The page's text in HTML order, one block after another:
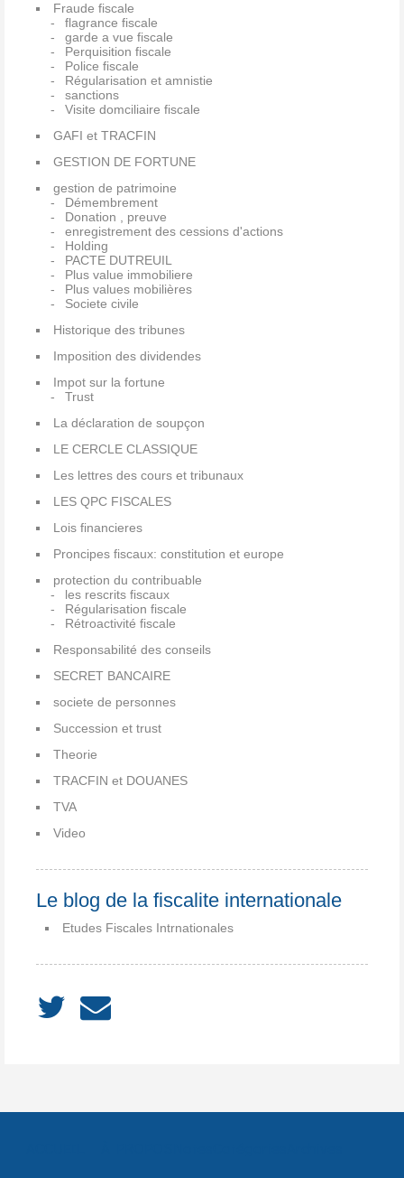
Fraude fiscale
flagrance fiscale
garde a vue fiscale
Perquisition fiscale
Police fiscale
Régularisation et amnistie
sanctions
Visite domciliaire fiscale
GAFI et TRACFIN
GESTION DE FORTUNE
gestion de patrimoine
Démembrement
Donation , preuve
enregistrement des cessions d'actions
Holding
PACTE DUTREUIL
Plus value immobiliere
Plus values mobilières
Societe civile
Historique des tribunes
Imposition des dividendes
Impot sur la fortune
Trust
La déclaration de soupçon
LE CERCLE CLASSIQUE
Les lettres des cours et tribunaux
LES QPC FISCALES
Lois financieres
Proncipes fiscaux: constitution et europe
protection du contribuable
les rescrits fiscaux
Régularisation fiscale
Rétroactivité fiscale
Responsabilité des conseils
SECRET BANCAIRE
societe de personnes
Succession et trust
Theorie
TRACFIN et DOUANES
TVA
Video
Le blog de la fiscalite internationale
Etudes Fiscales Intrnationales